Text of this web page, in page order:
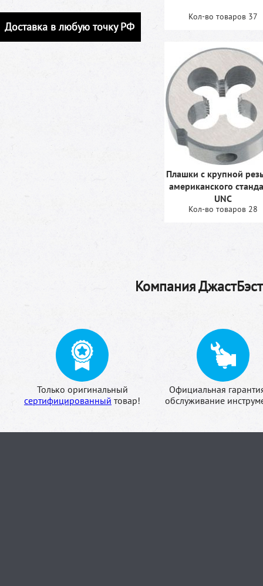
Доставка в любую точку РФ
Кол-во товаров 37
Плашки с крупной
американского
UNC
Кол-во товаров 28
Компания
Только оригинальный
сертифицированный товар!
Официальная
обслуживание